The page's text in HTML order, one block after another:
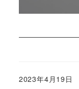
2023年4月19日